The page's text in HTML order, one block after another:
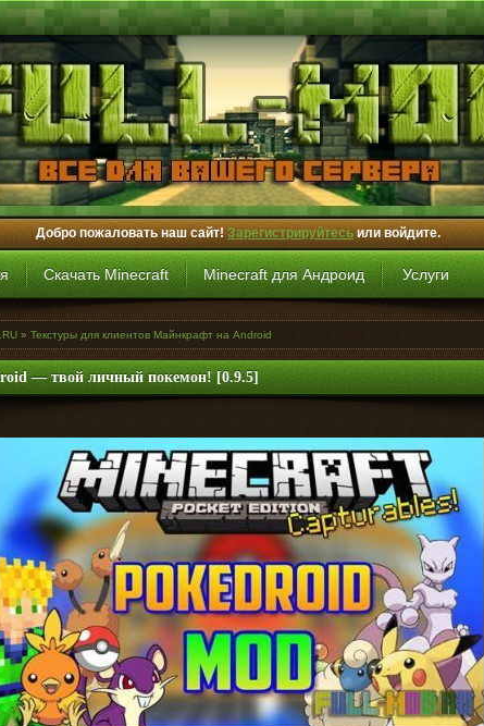
Добро пожаловать наш сайт!Зарегистрируйтесьили войдите.
Скачать Minecraft Minecraft для Андроид Услуги
» Текстуры для клиентов Майнкрафт на Android
— твой личный покемон! [0.9.5]